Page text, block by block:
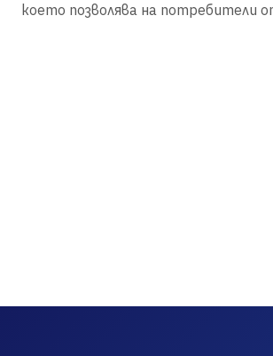
което позволява на потребители